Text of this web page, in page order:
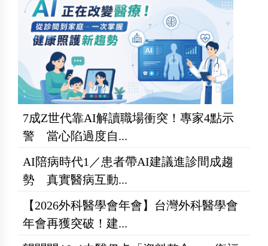
7成Z世代靠AI解讀職場衝突！專家4點示
警 當心陷過度自...
AI陪病時代1／患者帶AI建議進診間成趨
勢 真實醫病互動...
【2026外科醫學會年會】台灣外科醫學會
年會再獲突破！建...